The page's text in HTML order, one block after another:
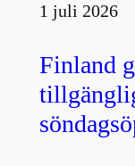
1 juli 2026
Finland